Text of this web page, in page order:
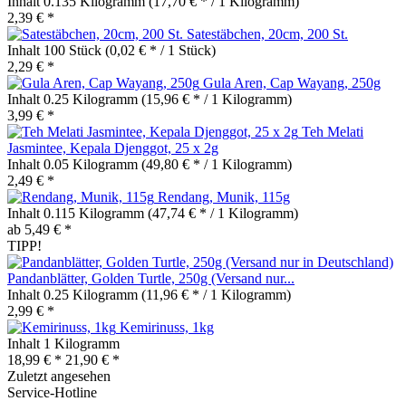
2,39 € *
Satestäbchen, 20cm, 200 St.
Inhalt 100 Stück (0,02 € * / 1 Stück)
2,29 € *
Gula Aren, Cap Wayang, 250g
Inhalt 0.25 Kilogramm (15,96 € * / 1 Kilogramm)
3,99 € *
Teh Melati
Jasmintee, Kepala Djenggot, 25 x 2g
Inhalt 0.05 Kilogramm (49,80 € * / 1 Kilogramm)
2,49 € *
Rendang, Munik, 115g
Inhalt 0.115 Kilogramm (47,74 € * / 1 Kilogramm)
ab 5,49 € *
TIPP!
Pandanblätter, Golden Turtle, 250g (Versand nur...
Inhalt 0.25 Kilogramm (11,96 € * / 1 Kilogramm)
2,99 € *
Kemirinuss, 1kg
Inhalt 1 Kilogramm
18,99 € * 21,90 € *
Zuletzt angesehen
Service-Hotline